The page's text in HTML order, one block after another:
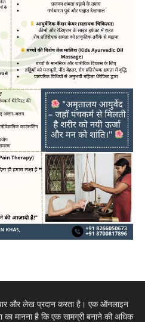
और लेख प्रदान करता है। एक ऑनलाइन
मानना है कि एक सामग्री बनाने की अधिक